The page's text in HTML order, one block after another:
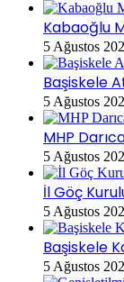
Kabaoğlu
5 Ağustos
Başiskele
5 Ağustos
MHP
5 Ağustos
İl Göç
5 Ağustos
Başiskele
5 Ağustos